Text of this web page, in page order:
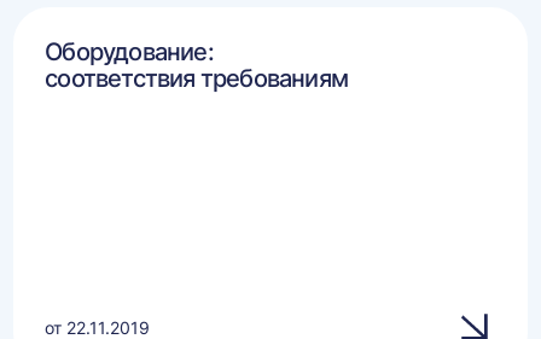
Оборудование:
соответствия требованиям
от 22.11.2019